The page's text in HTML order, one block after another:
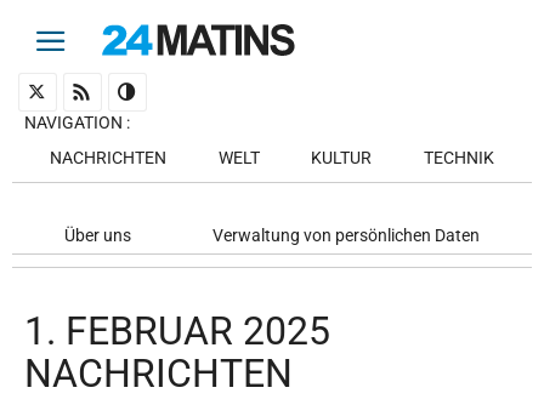
NAVIGATION :
NACHRICHTEN
WELT KULTUR TECHNIK
Über uns Verwaltung von persönlichen Daten
1. FEBRUAR 2025
NACHRICHTEN